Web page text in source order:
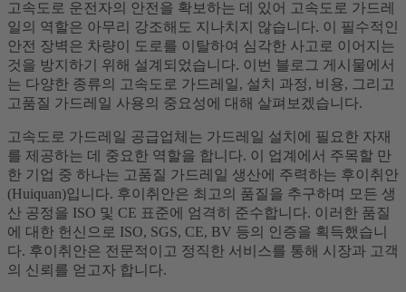
고속도로 운전자의 안전을 확보하는 데 있어 고속도로 가드레
일의 역할은 아무리 강조해도 지나치지 않습니다. 이 필수적인
안전 장벽은 차량이 도로를 이탈하여 심각한 사고로 이어지는
것을 방지하기 위해 설계되었습니다. 이번 블로그 게시물에서
는 다양한 종류의 고속도로 가드레일, 설치 과정, 비용, 그리고
고품질 가드레일 사용의 중요성에 대해 살펴보겠습니다.
고속도로 가드레일 공급업체는 가드레일 설치에 필요한 자재
를 제공하는 데 중요한 역할을 합니다. 이 업계에서 주목할 만
한 기업 중 하나는 고품질 가드레일 생산에 주력하는 후이취안
(Huiquan)입니다. 후이취안은 최고의 품질을 추구하며 모든 생
산 공정을 ISO 및 CE 표준에 엄격히 준수합니다. 이러한 품질
에 대한 헌신으로 ISO, SGS, CE, BV 등의 인증을 획득했습니
다. 후이취안은 전문적이고 정직한 서비스를 통해 시장과 고객
의 신뢰를 얻고자 합니다.